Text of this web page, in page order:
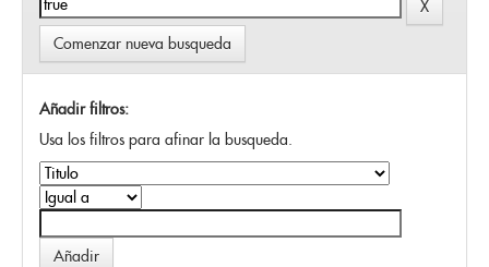
Comenzar nueva busqueda
Añadir filtros:
Usa los filtros para afinar la busqueda.